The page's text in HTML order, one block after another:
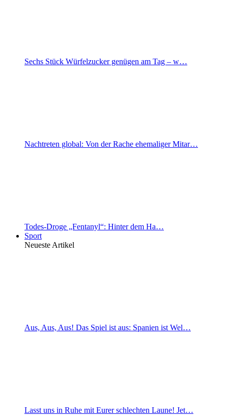
Sechs Stück Würfelzucker genügen am Tag – w…
Nachtreten global: Von der Rache ehemaliger Mitar…
Todes-Droge „Fentanyl“: Hinter dem Ha…
Sport
Neueste Artikel
Aus, Aus, Aus! Das Spiel ist aus: Spanien ist Wel…
Lasst uns in Ruhe mit Eurer schlechten Laune! Jet…